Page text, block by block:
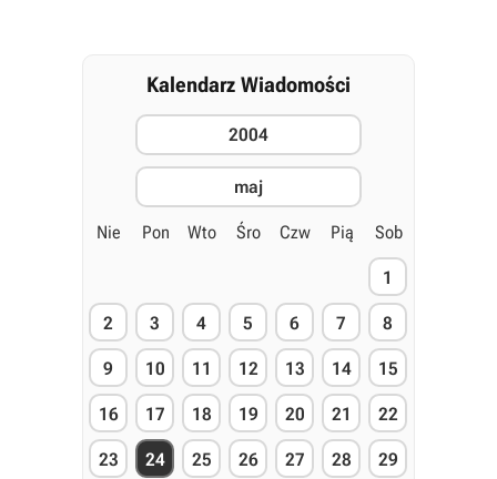
Kalendarz Wiadomości
2004
maj
Nie Pon Wto Śro Czw Pią Sob
1
2 3 4 5 6 7 8
9 10 11 12 13 14 15
16 17 18 19 20 21 22
23 24 25 26 27 28 29